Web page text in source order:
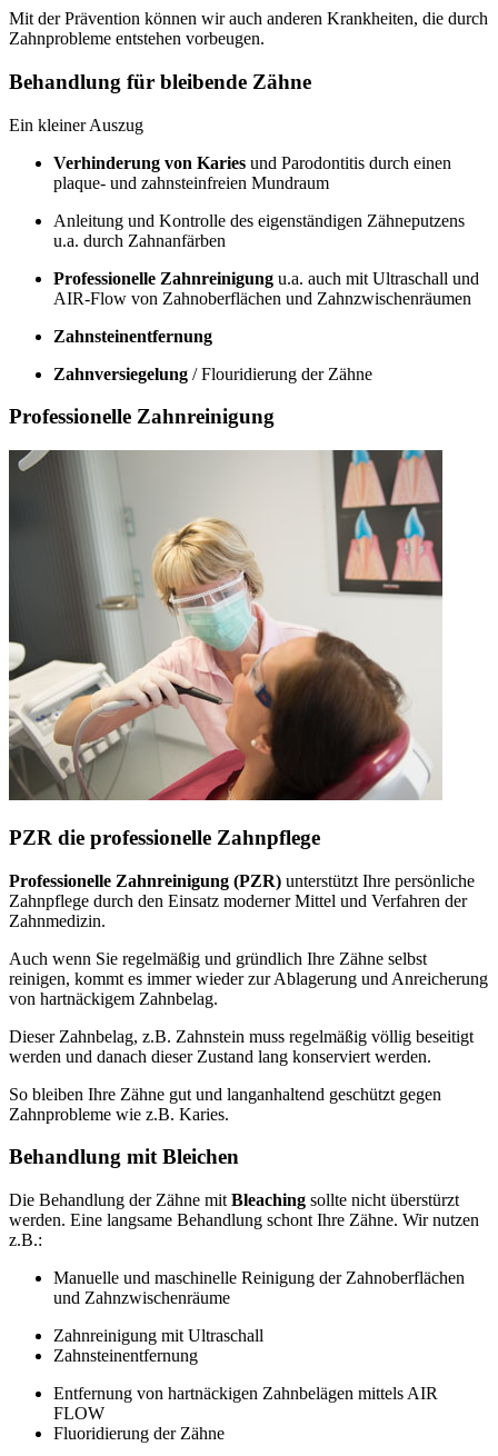
Mit der Prävention können wir auch anderen Krankheiten, die durch
Zahnprobleme entstehen vorbeugen.
Behandlung für bleibende Zähne
Ein kleiner Auszug
Verhinderung von Karies und Parodontitis durch einen
plaque- und zahnsteinfreien Mundraum
Anleitung und Kontrolle des eigenständigen Zähneputzens
u.a. durch Zahnanfärben
Professionelle Zahnreinigung u.a. auch mit Ultraschall und
AIR-Flow von Zahnoberflächen und Zahnzwischenräumen
Zahnsteinentfernung
Zahnversiegelung / Flouridierung der Zähne
Professionelle Zahnreinigung
PZR die professionelle Zahnpflege
Professionelle Zahnreinigung (PZR) unterstützt Ihre persönliche
Zahnpflege durch den Einsatz moderner Mittel und Verfahren der
Zahnmedizin.
Auch wenn Sie regelmäßig und gründlich Ihre Zähne selbst
reinigen, kommt es immer wieder zur Ablagerung und Anreicherung
von hartnäckigem Zahnbelag.
Dieser Zahnbelag, z.B. Zahnstein muss regelmäßig völlig beseitigt
werden und danach dieser Zustand lang konserviert werden.
So bleiben Ihre Zähne gut und langanhaltend geschützt gegen
Zahnprobleme wie z.B. Karies.
Behandlung mit Bleichen
Die Behandlung der Zähne mit Bleaching sollte nicht überstürzt
werden. Eine langsame Behandlung schont Ihre Zähne. Wir nutzen
z.B.:
Manuelle und maschinelle Reinigung der Zahnoberflächen
und Zahnzwischenräume
Zahnreinigung mit Ultraschall
Zahnsteinentfernung
Entfernung von hartnäckigen Zahnbelägen mittels AIR
FLOW
Fluoridierung der Zähne